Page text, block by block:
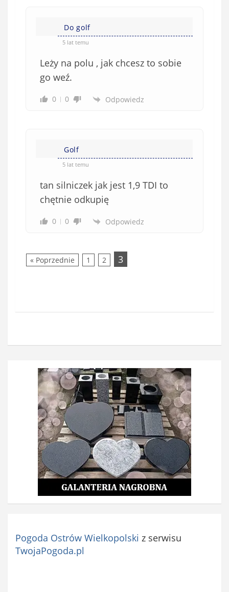
Do golf
5 lat temu
Leży na polu , jak chcesz to sobie
go weź.
0 0 Odpowiedz
Golf
5 lat temu
tan silniczek jak jest 1,9 TDI to
chętnie odkupię
0 0 Odpowiedz
« Poprzednie 1 2 3
Pogoda Ostrów Wielkopolski z serwisu
TwojaPogoda.pl